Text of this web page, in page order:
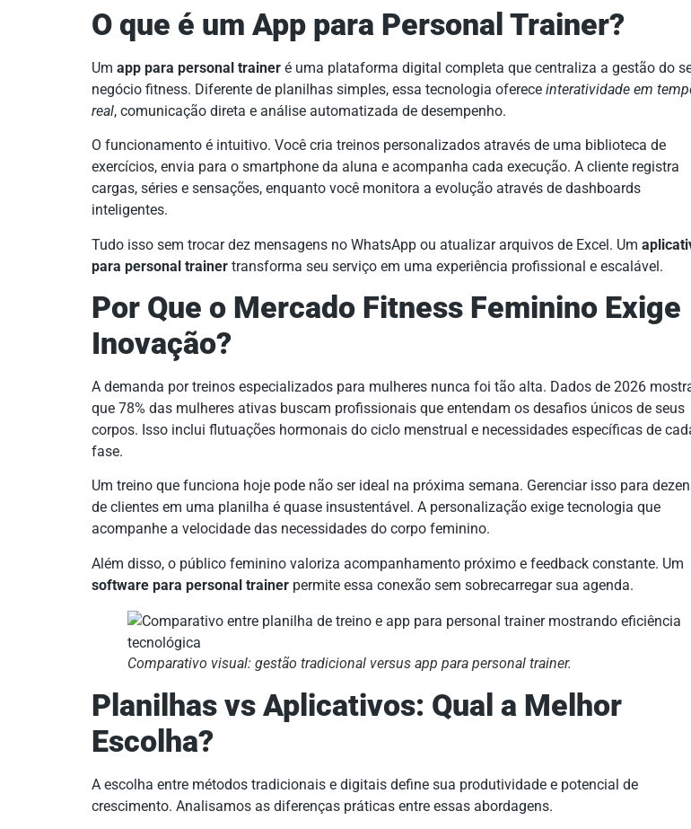
O que é um App para Personal Trainer?
Um app para personal trainer é uma plataforma digital completa que centraliza a gestão do
negócio fitness. Diferente de planilhas simples, essa tecnologia oferece interatividade em
real, comunicação direta e análise automatizada de desempenho.
O funcionamento é intuitivo. Você cria treinos personalizados através de uma biblioteca de
exercícios, envia para o smartphone da aluna e acompanha cada execução. A cliente registra
cargas, séries e sensações, enquanto você monitora a evolução através de dashboards
inteligentes.
Tudo isso sem trocar dez mensagens no WhatsApp ou atualizar arquivos de Excel. Um
para personal trainer transforma seu serviço em uma experiência profissional e escalável.
Por Que o Mercado Fitness Feminino Exige
Inovação?
A demanda por treinos especializados para mulheres nunca foi tão alta. Dados de 2026
que 78% das mulheres ativas buscam profissionais que entendam os desafios únicos de seus
corpos. Isso inclui flutuações hormonais do ciclo menstrual e necessidades específicas de
fase.
Um treino que funciona hoje pode não ser ideal na próxima semana. Gerenciar isso para
de clientes em uma planilha é quase insustentável. A personalização exige tecnologia que
acompanhe a velocidade das necessidades do corpo feminino.
Além disso, o público feminino valoriza acompanhamento próximo e feedback constante. Um
software para personal trainer permite essa conexão sem sobrecarregar sua agenda.
Comparativo visual: gestão tradicional versus app para personal trainer.
Planilhas vs Aplicativos: Qual a Melhor
Escolha?
A escolha entre métodos tradicionais e digitais define sua produtividade e potencial de
crescimento. Analisamos as diferenças práticas entre essas abordagens.